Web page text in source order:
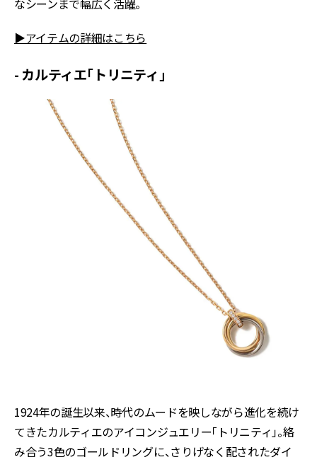
なシーンまで幅広く活躍。
▶アイテムの詳細はこちら
- カルティエ「トリニティ」
1924年の誕生以来、時代のムードを映しながら進化を続け
てきたカルティエのアイコンジュエリー「トリニティ」。絡
み合う3色のゴールドリングに、さりげなく配されたダイ